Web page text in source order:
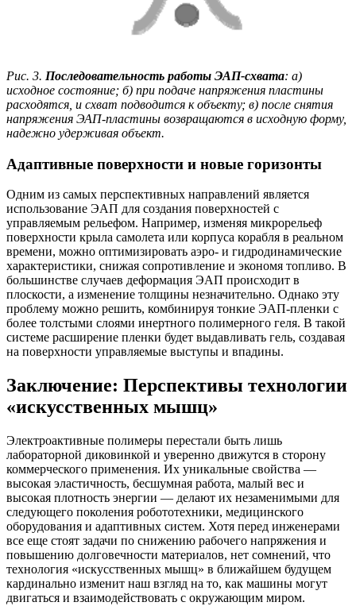
Рис. 3. Последовательность работы ЭАП-схвата: а)
исходное состояние; б) при подаче напряжения пластины
расходятся, и схват подводится к объекту; в) после снятия
напряжения ЭАП-пластины возвращаются в исходную форму,
надежно удерживая объект.
Адаптивные поверхности и новые горизонты
Одним из самых перспективных направлений является
использование ЭАП для создания поверхностей с
управляемым рельефом. Например, изменяя микрорельеф
поверхности крыла самолета или корпуса корабля в реальном
времени, можно оптимизировать аэро- и гидродинамические
характеристики, снижая сопротивление и экономя топливо. В
большинстве случаев деформация ЭАП происходит в
плоскости, а изменение толщины незначительно. Однако эту
проблему можно решить, комбинируя тонкие ЭАП-пленки с
более толстыми слоями инертного полимерного геля. В такой
системе расширение пленки будет выдавливать гель, создавая
на поверхности управляемые выступы и впадины.
Заключение: Перспективы технологии
«искусственных мышц»
Электроактивные полимеры перестали быть лишь
лабораторной диковинкой и уверенно движутся в сторону
коммерческого применения. Их уникальные свойства —
высокая эластичность, бесшумная работа, малый вес и
высокая плотность энергии — делают их незаменимыми для
следующего поколения робототехники, медицинского
оборудования и адаптивных систем. Хотя перед инженерами
все еще стоят задачи по снижению рабочего напряжения и
повышению долговечности материалов, нет сомнений, что
технология «искусственных мышц» в ближайшем будущем
кардинально изменит наш взгляд на то, как машины могут
двигаться и взаимодействовать с окружающим миром.